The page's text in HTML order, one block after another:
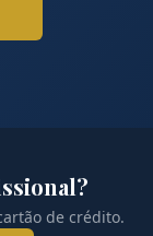
de crédito.